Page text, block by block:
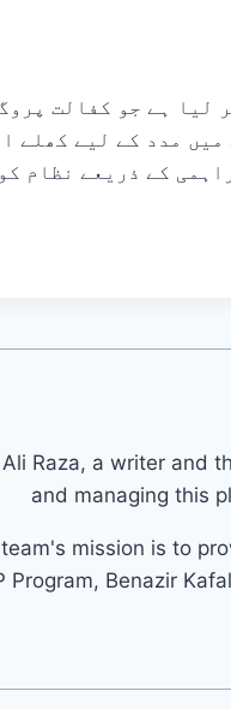
ایس۔پی 8171 کیمپ سائٹس کا قیام مکمل
مدد کے لیے کھلے
کے ذریعے نظام
Ali Raza, a writer and
and managing this
mission is to
Program, Benazir